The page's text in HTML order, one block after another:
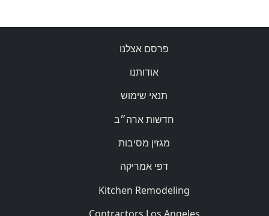
פרסם אצלנו
אודותנו
תנאי שימוש
חדשות ארה״ב
מגזין מסיבות
דפי אמריקה
Kitchen Remodeling